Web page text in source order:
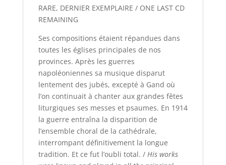
RARE, DERNIER EXEMPLAIRE / ONE LAST CD
REMAINING
Ses compositions étaient répandues dans
toutes les églises principales de nos
provinces. Après les guerres
napoléoniennes sa musique disparut
lentement des jubés, excepté à Gand où
l’on continuait à chanter aux grandes fêtes
liturgiques ses messes et psaumes. En 1914
la guerre entraîna la disparition de
l’ensemble choral de la cathédrale,
interrompant définitivement la longue
tradition. Et ce fut l’oubli total. / His works